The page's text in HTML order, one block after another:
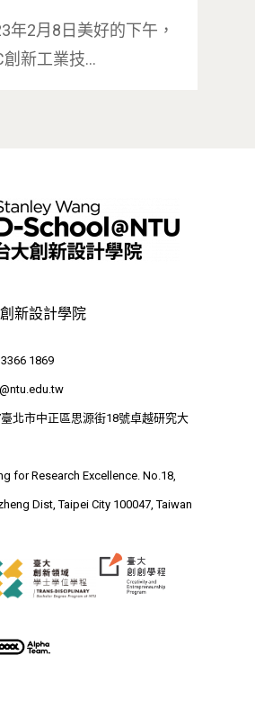
年2月8日美好的下午，
創新工業技…
新設計學院
1869
北市中正區思源街18號卓越研究大
for Research Excellence. No.18,
Dist, Taipei City 100047, Taiwan
學院簡介
團隊成員
24hrs D
業務單位
創新領域學士學位學程
領導學分學程
跟著董總實習
探索學習計畫
相關表單
EN